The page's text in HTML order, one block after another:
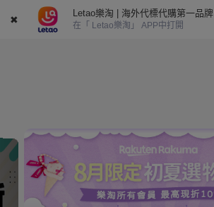
✖
Letao樂淘 | 海外代標代購第一品牌
在「 Letao樂淘」 APP中打開